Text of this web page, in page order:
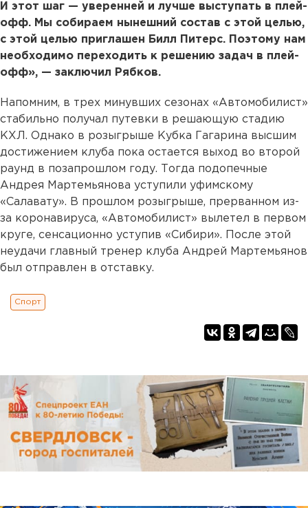
И этот шаг — уверенней и лучше выступать в плей-
офф. Мы собираем нынешний состав с этой целью,
с этой целью приглашен Билл Питерс. Поэтому нам
необходимо переходить к решению задач в плей-
офф», — заключил Рябков.
Напомним, в трех минувших сезонах «Автомобилист»
стабильно получал путевки в решающую стадию
КХЛ. Однако в розыгрыше Кубка Гагарина высшим
достижением клуба пока остается выход во второй
раунд в позапрошлом году. Тогда подопечные
Андрея Мартемьянова уступили уфимскому
«Салавату». В прошлом розыгрыше, прерванном из-
за коронавируса, «Автомобилист» вылетел в первом
круге, сенсационно уступив «Сибири». После этой
неудачи главный тренер клуба Андрей Мартемьянов
был отправлен в отставку.
Спорт